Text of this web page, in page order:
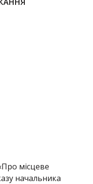
місцеве
начальника